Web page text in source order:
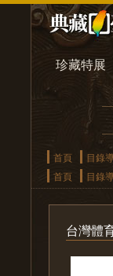
珍藏特展
首頁 目錄
首頁
目錄
台灣體